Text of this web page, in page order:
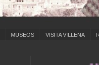
MUSEOS VISITA VILLENA